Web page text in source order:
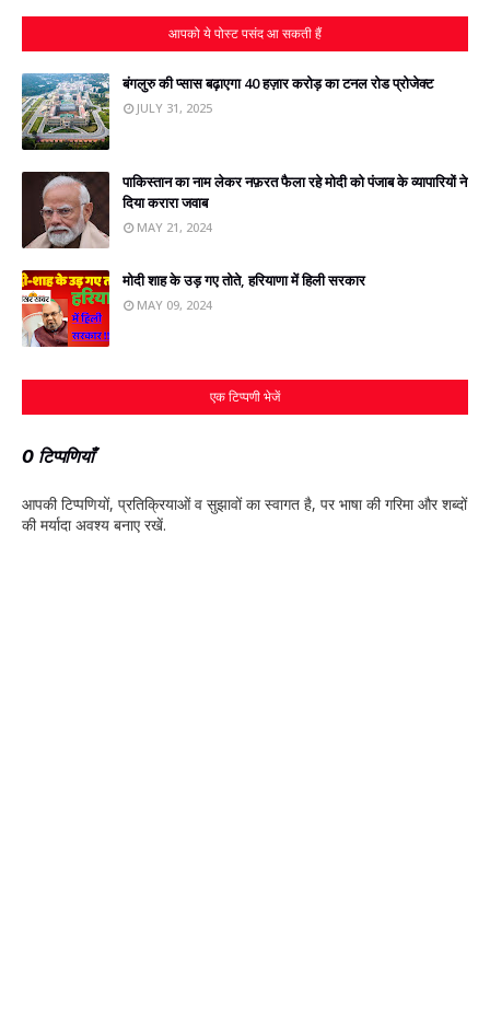
आपको ये पोस्ट पसंद आ सकती हैं
बंगलुरु की प्‍सास बढ़ाएगा 40 हज़ार करोड़ का टनल रोड प्रोजेक्‍ट
JULY 31, 2025
पाकिस्‍तान का नाम लेकर नफ़रत फैला रहे मोदी को पंजाब के व्यापारियों ने
दिया करारा जवाब
MAY 21, 2024
मोदी शाह के उड़ गए तोते, हरियाणा में हिली सरकार
MAY 09, 2024
एक टिप्पणी भेजें
0 टिप्पणियाँ
आपकी टिप्‍पणियों, प्रतिक्रियाओं व सुझावों का स्‍वागत है, पर भाषा की गरिमा और शब्‍दों
की मर्यादा अवश्‍य बनाए रखें.